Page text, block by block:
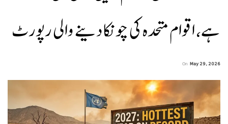
ہے، اقوام متحدہ کی چونکا دینے والی رپورٹ
On May 29, 2026